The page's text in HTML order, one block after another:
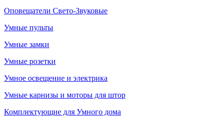
Оповещатели Свето-Звуковые
Умные пульты
Умные замки
Умные розетки
Умное освещение и электрика
Умные карнизы и моторы для штор
Комплектующие для Умного дома